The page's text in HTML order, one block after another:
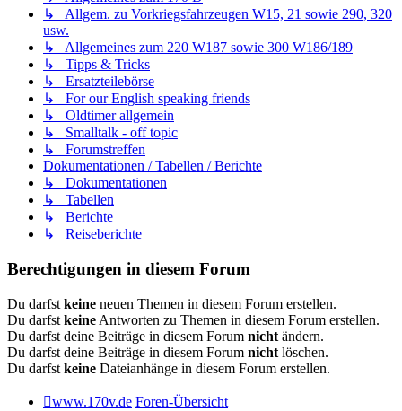
↳ Allgem. zu Vorkriegsfahrzeugen W15, 21 sowie 290, 320
usw.
↳ Allgemeines zum 220 W187 sowie 300 W186/189
↳ Tipps & Tricks
↳ Ersatzteilebörse
↳ For our English speaking friends
↳ Oldtimer allgemein
↳ Smalltalk - off topic
↳ Forumstreffen
Dokumentationen / Tabellen / Berichte
↳ Dokumentationen
↳ Tabellen
↳ Berichte
↳ Reiseberichte
Berechtigungen in diesem Forum
Du darfst keine neuen Themen in diesem Forum erstellen.
Du darfst keine Antworten zu Themen in diesem Forum erstellen.
Du darfst deine Beiträge in diesem Forum nicht ändern.
Du darfst deine Beiträge in diesem Forum nicht löschen.
Du darfst keine Dateianhänge in diesem Forum erstellen.
www.170v.de Foren-Übersicht